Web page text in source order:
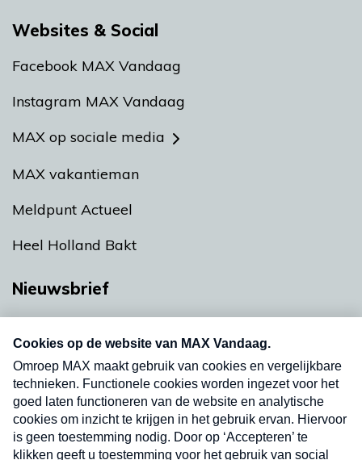
Websites & Social
Facebook MAX Vandaag
Instagram MAX Vandaag
MAX op sociale media
MAX vakantieman
Meldpunt Actueel
Heel Holland Bakt
Nieuwsbrief
nieuwsbrief. Elke vrijdag- en dinsdagochtend in
uw mailbox.
Verzend